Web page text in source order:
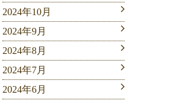
2024年10月
2024年9月
2024年8月
2024年7月
2024年6月